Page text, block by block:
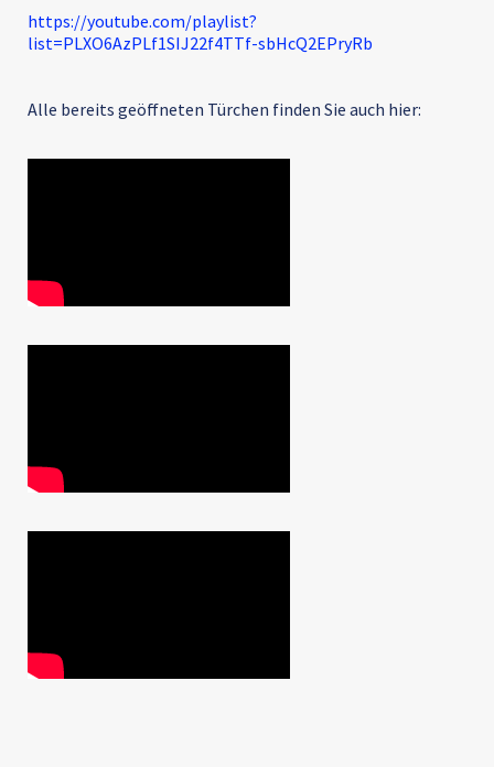
https://youtube.com/playlist?
list=PLXO6AzPLf1SIJ22f4TTf-sbHcQ2EPryRb
Alle bereits geöffneten Türchen finden Sie auch hier: